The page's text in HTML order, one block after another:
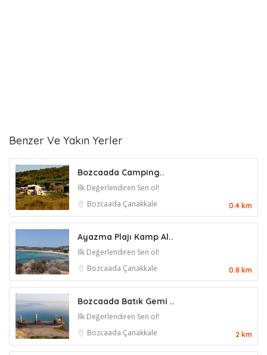
Benzer Ve Yakın Yerler
Bozcaada Camping..
İlk Değerlendiren Sen ol!
Bozcaada Çanakkale 0.4 km
Ayazma Plajı Kamp Al..
İlk Değerlendiren Sen ol!
Bozcaada Çanakkale 0.8 km
Bozcaada Batık Gemi ..
İlk Değerlendiren Sen ol!
Bozcaada Çanakkale 2 km